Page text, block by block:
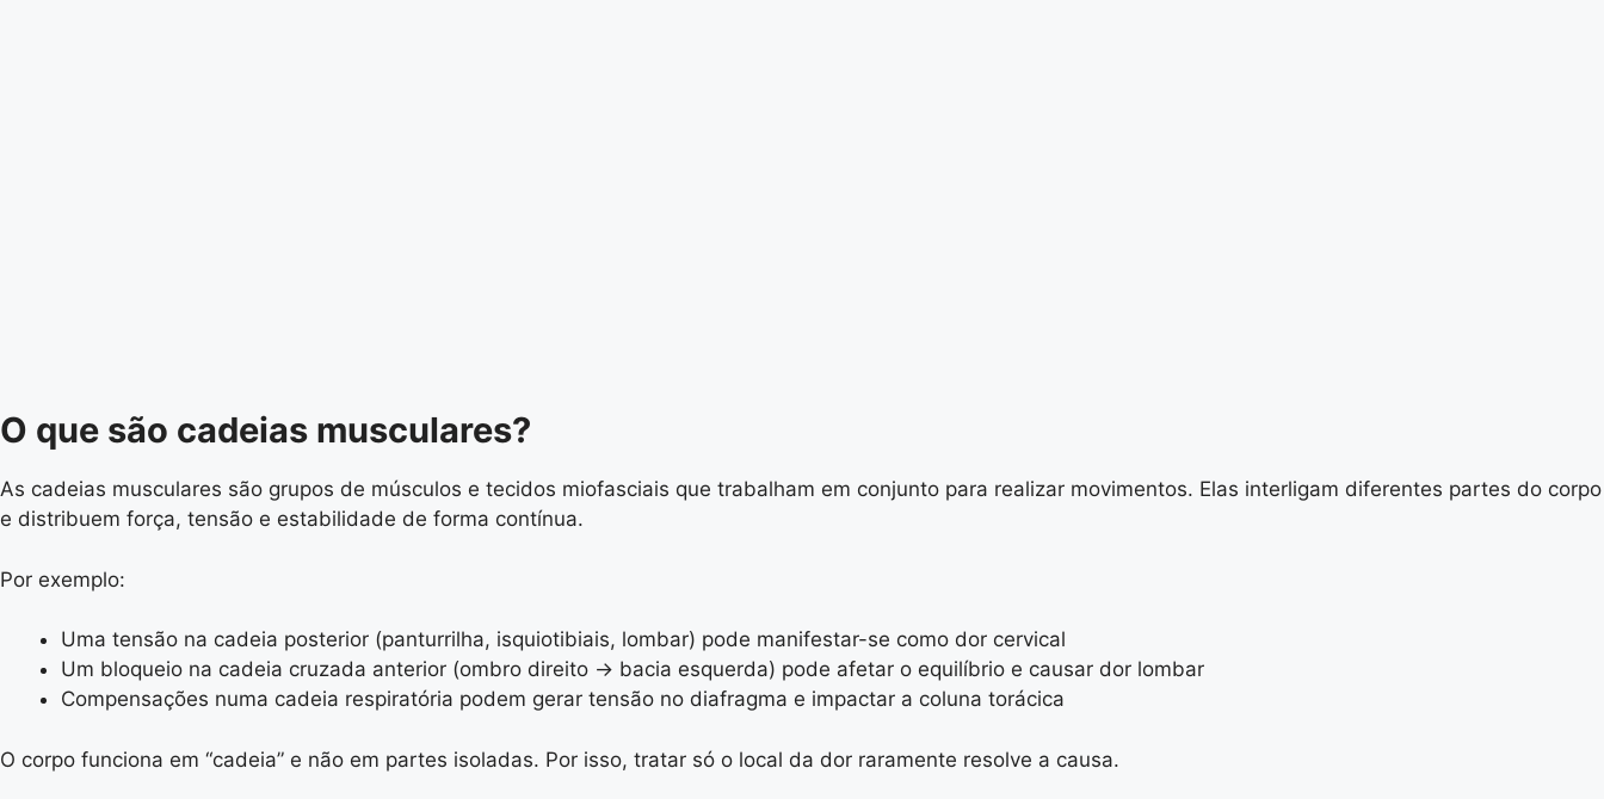
O que são cadeias musculares?
As cadeias musculares são grupos de músculos e tecidos miofasciais que trabalham em conjunto para realizar movimentos. Elas interligam diferentes partes do corpo
e distribuem força, tensão e estabilidade de forma contínua.
Por exemplo:
Uma tensão na cadeia posterior (panturrilha, isquiotibiais, lombar) pode manifestar-se como dor cervical
Um bloqueio na cadeia cruzada anterior (ombro direito → bacia esquerda) pode afetar o equilíbrio e causar dor lombar
Compensações numa cadeia respiratória podem gerar tensão no diafragma e impactar a coluna torácica
O corpo funciona em “cadeia” e não em partes isoladas. Por isso, tratar só o local da dor raramente resolve a causa.